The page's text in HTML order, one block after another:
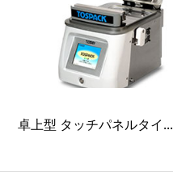
卓上型 タッチパネルタイ...